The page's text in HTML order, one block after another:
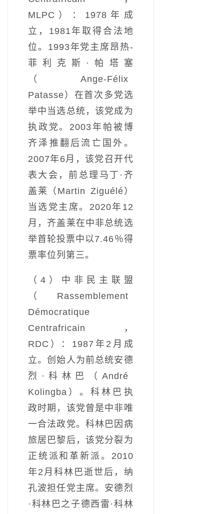
MLPC）：1978年成
立，1981年取得合法地
位。1993年党主席昂热-
菲利克斯·帕塔塞
（Ange-Félix
Patasse）在首次多党选
举中当选总统，该党成为
执政党。2003年帕被博
齐泽推翻后流亡国外。
2007年6月，该党召开代
表大会，前总理马丁·齐
盖莱（Martin Ziguélé）
当选党主席。2020年12
月，齐盖莱在中非总统选
举首轮投票中以7.46％得
票率位列第三。
（4）中非民主联盟
（Rassemblement
Démocratique
Centrafricain，
RDC）：1987年2月成
立。创始人为前总统安德
烈·科林巴（André
Kolingba）。科林巴执
政时期，该党曾是中非唯
一合法政党。科林巴因病
旅居巴黎后，该党分裂为
正统派和革新派。2010
年2月科林巴逝世后，纳
孔波担任党主席。安德烈
·科林巴之子德西雷·科林